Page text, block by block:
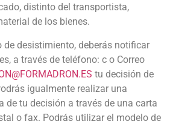
distinto del transportista,
de los bienes.
de desistimiento, deberás notificar
a través de teléfono: c o Correo
tu decisión de
igualmente realizar una
de tu decisión a través de una carta
o fax. Podrás utilizar el modelo de